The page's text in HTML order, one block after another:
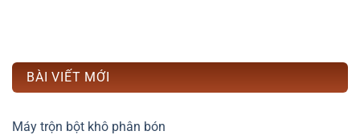
BÀI VIẾT MỚI
Máy trộn bột khô phân bón